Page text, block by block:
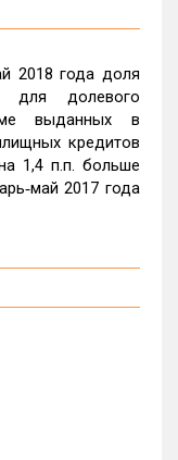
2018 года доля
для долевого
выданных в
кредитов
1,4 п.п. больше
2017 года